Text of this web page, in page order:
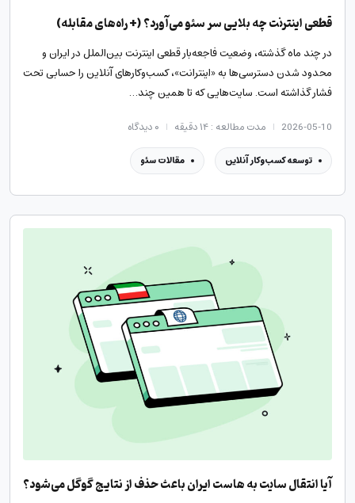
قطعی اینترنت چه بلایی سر سئو می‌آورد؟ (+ راه‌های مقابله)
در چند ماه گذشته، وضعیت فاجعه‌بار قطعی اینترنت بین‌الملل در ایران و
محدود شدن دسترسی‌ها به «اینترانت»، کسب‌وکارهای آنلاین را حسابی تحت
فشار گذاشته است. سایت‌هایی که تا همین چند…
2026-05-10 مدت مطالعه : ۱۴ دقیقه ۰دیدگاه
توسعه کسب‌وکار آنلاین مقالات سئو
آیا انتقال سایت به هاست ایران باعث حذف از نتایج گوگل می‌شود؟